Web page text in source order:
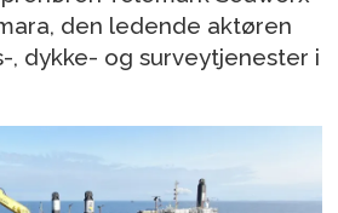
den ledende aktøren
, dykke- og surveytjenester i